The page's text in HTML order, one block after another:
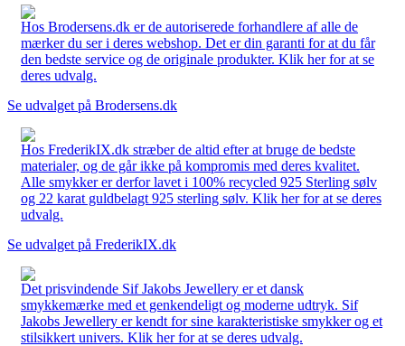
Hos Brodersens.dk er de autoriserede forhandlere af alle de
mærker du ser i deres webshop. Det er din garanti for at du får
den bedste service og de originale produkter. Klik her for at se
deres udvalg.
Se udvalget på Brodersens.dk
Hos FrederikIX.dk stræber de altid efter at bruge de bedste
materialer, og de går ikke på kompromis med deres kvalitet.
Alle smykker er derfor lavet i 100% recycled 925 Sterling sølv
og 22 karat guldbelagt 925 sterling sølv. Klik her for at se deres
udvalg.
Se udvalget på FrederikIX.dk
Det prisvindende Sif Jakobs Jewellery er et dansk
smykkemærke med et genkendeligt og moderne udtryk. Sif
Jakobs Jewellery er kendt for sine karakteristiske smykker og et
stilsikkert univers. Klik her for at se deres udvalg.